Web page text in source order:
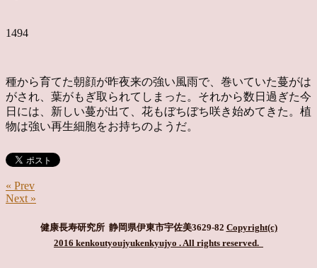
1494
種から育てた朝顔が昨夜来の強い風雨で、巻いていた蔓がは
がされ、葉がもぎ取られてしまった。それから数日過ぎた今
日には、新しい蔓が出て、花もぼちぼち咲き始めてきた。植
物は強い再生細胞をお持ちのようだ。
« Prev
Next »
健康長寿研究所 静岡県伊東市宇佐美3629-82 Copyright(c)
2016 kenkoutyoujyukenkyujyo . All rights reserved.